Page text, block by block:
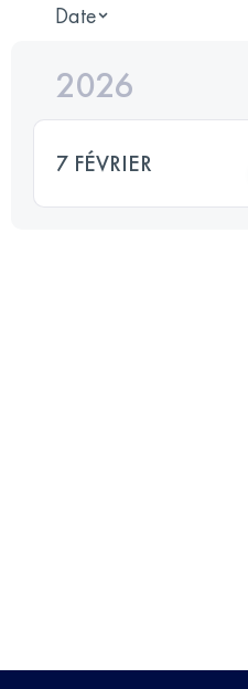
Date
2026
7 FÉVRIER